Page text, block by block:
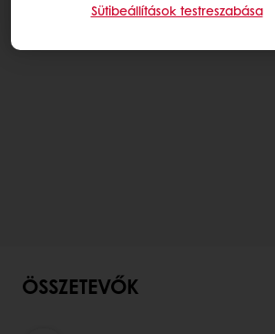
ÖSSZETEVŐK
Sütibeállítások testreszabása